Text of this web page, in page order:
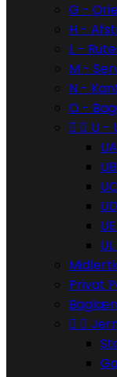
G -
H -
L -
M -
N -
O -
  U -
Privat
 